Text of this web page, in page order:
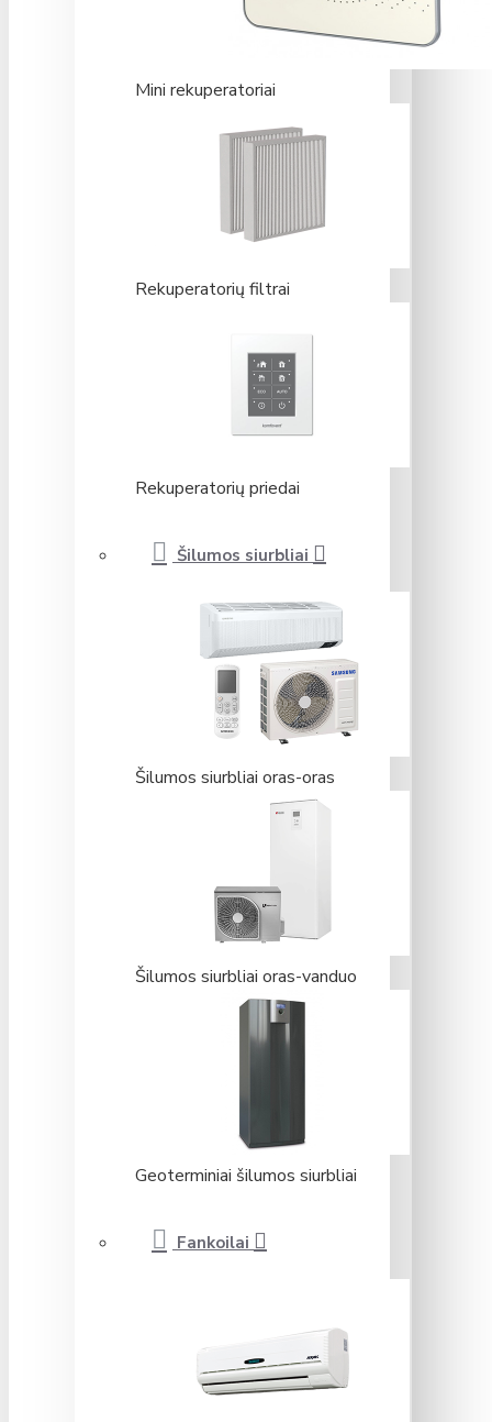
Mini rekuperatoriai
Rekuperatorių filtrai
Rekuperatorių priedai
Šilumos siurbliai
Šilumos siurbliai oras-oras
Šilumos siurbliai oras-vanduo
Geoterminiai šilumos siurbliai
Fankoilai